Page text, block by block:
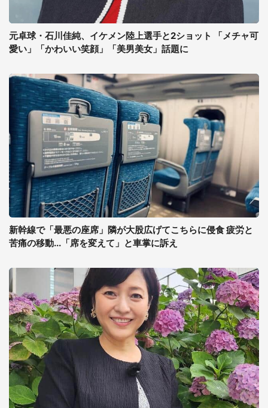
元卓球・石川佳純、イケメン陸上選手と2ショット 「メチャ可
愛い」「かわいい笑顔」「美男美女」話題に
新幹線で「最悪の座席」隣が大股広げてこちらに侵食 疲労と
苦痛の移動...「席を変えて」と車掌に訴え